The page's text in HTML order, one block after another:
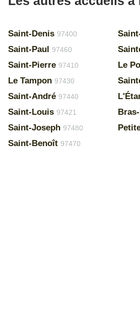
Saint-Denis 97400
Saint-Paul 97460
Saint-Pierre 97410
Le Tampon 97430
Saint-André 97440
Saint-Louis 97421
Saint-Joseph 97480
Saint-Benoît 97470
Le